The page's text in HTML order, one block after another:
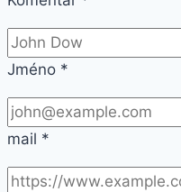
Jméno *
mail *